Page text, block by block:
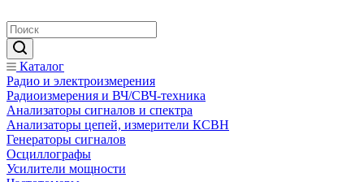
Каталог
Радио и электроизмерения
Радиоизмерения и ВЧ/СВЧ-техника
Анализаторы сигналов и спектра
Анализаторы цепей, измерители КСВН
Генераторы сигналов
Осциллографы
Усилители мощности